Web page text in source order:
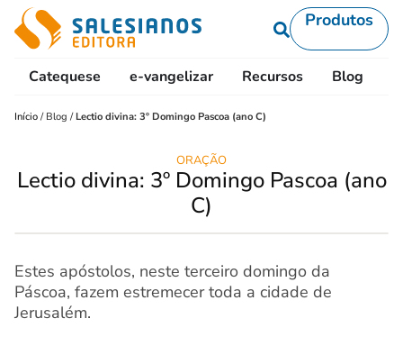
Produtos
Catequese e-vangelizar Recursos Blog
Início / Blog /Lectio divina: 3º Domingo Pascoa (ano C)
ORAÇÃO
Lectio divina: 3º Domingo Pascoa (ano
C)
Estes apóstolos, neste terceiro domingo da
Páscoa, fazem estremecer toda a cidade de
Jerusalém.